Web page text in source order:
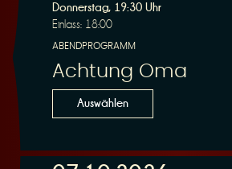
r
Donnerstag, 19:30 Uhr
Einlass: 18:00
ABENDPROGRAMM
Achtung Oma
Auswählen